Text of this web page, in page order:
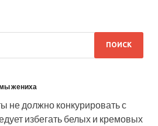
жениха
не должно конкурировать с
избегать белых и кремовых